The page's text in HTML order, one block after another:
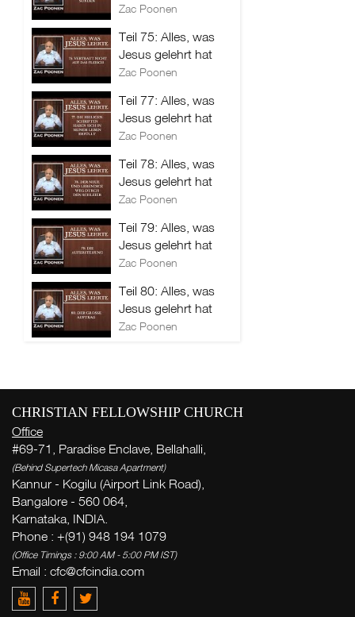
Zac Poonen
Teil 75: Alles, was
Jesus gelehrt hat
Zac Poonen
Teil 77: Alles, was
Jesus gelehrt hat
Zac Poonen
Teil 78: Alles, was
Jesus gelehrt hat
Zac Poonen
Teil 79: Alles, was
Jesus gelehrt hat
Zac Poonen
Teil 80: Alles, was
Jesus gelehrt hat
Zac Poonen
CHRISTIAN FELLOWSHIP CHURCH
Office
#69-71, Paradise Enclave, Bellahalli,
(Behind Supertech Micasa Apartment)
Kannur - Kogilu (Airport Link Road),
Bangalore - 560 064,
Karnataka, INDIA.
Phone : +(91) 948 194 1079
(Office Timings : 9:00 AM - 5:00 PM IST)
Email : cfc@cfcindia.com